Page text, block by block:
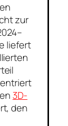
zur
liefert
3D-
den